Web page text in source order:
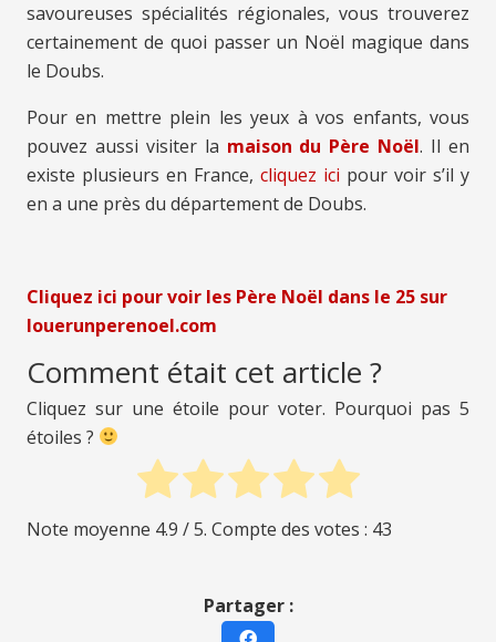
savoureuses spécialités régionales, vous trouverez
certainement de quoi passer un Noël magique dans
le Doubs.
Pour en mettre plein les yeux à vos enfants, vous
pouvez aussi visiter la maison du Père Noël. Il en
existe plusieurs en France, cliquez ici pour voir s’il y
en a une près du département de Doubs.
Cliquez ici pour voir les Père Noël dans le 25 sur
louerunperenoel.com
Comment était cet article ?
Cliquez sur une étoile pour voter. Pourquoi pas 5
étoiles ?
Note moyenne 4.9 / 5. Compte des votes : 43
Partager :